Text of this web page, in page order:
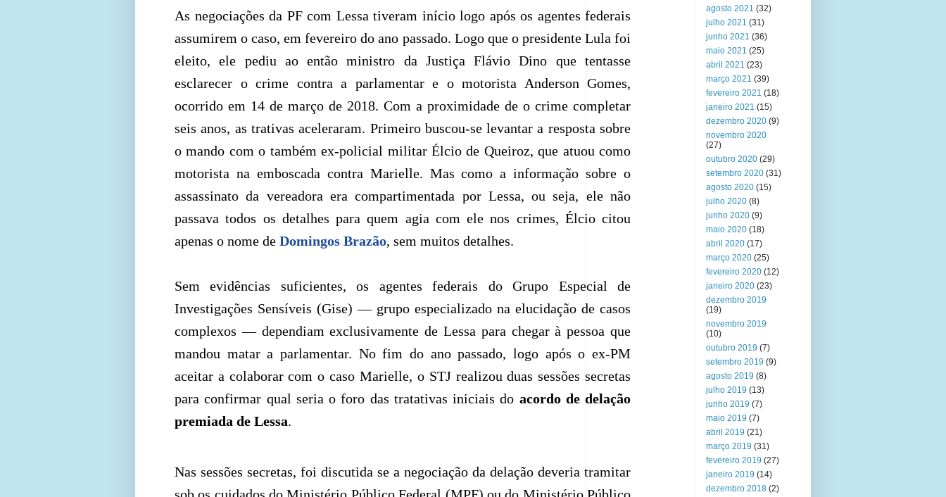
As negociações da PF com Lessa tiveram início logo após os agentes federais
assumirem o caso, em fevereiro do ano passado. Logo que o presidente Lula foi
eleito, ele pediu ao então ministro da Justiça Flávio Dino que tentasse
esclarecer o crime contra a parlamentar e o motorista Anderson Gomes,
ocorrido em 14 de março de 2018. Com a proximidade de o crime completar
seis anos, as trativas aceleraram. Primeiro buscou-se levantar a resposta sobre
o mando com o também ex-policial militar Élcio de Queiroz, que atuou como
motorista na emboscada contra Marielle. Mas como a informação sobre o
assassinato da vereadora era compartimentada por Lessa, ou seja, ele não
passava todos os detalhes para quem agia com ele nos crimes, Élcio citou
apenas o nome de Domingos Brazão, sem muitos detalhes.
Sem evidências suficientes, os agentes federais do Grupo Especial de
Investigações Sensíveis (Gise) — grupo especializado na elucidação de casos
complexos — dependiam exclusivamente de Lessa para chegar à pessoa que
mandou matar a parlamentar. No fim do ano passado, logo após o ex-PM
aceitar a colaborar com o caso Marielle, o STJ realizou duas sessões secretas
para confirmar qual seria o foro das tratativas iniciais do acordo de delação
premiada de Lessa.
Nas sessões secretas, foi discutida se a negociação da delação deveria tramitar
agosto 2021 (32)
julho 2021 (31)
junho 2021 (36)
maio 2021 (25)
abril 2021 (23)
março 2021 (39)
fevereiro 2021 (18)
janeiro 2021 (15)
dezembro 2020 (9)
novembro 2020
(27)
outubro 2020 (29)
setembro 2020 (31)
agosto 2020 (15)
julho 2020 (8)
junho 2020 (9)
maio 2020 (18)
abril 2020 (17)
março 2020 (25)
fevereiro 2020 (12)
janeiro 2020 (23)
dezembro 2019
(19)
novembro 2019
(10)
outubro 2019 (7)
setembro 2019 (9)
agosto 2019 (8)
julho 2019 (13)
junho 2019 (7)
maio 2019 (7)
abril 2019 (21)
março 2019 (31)
fevereiro 2019 (27)
janeiro 2019 (14)
dezembro 2018 (2)